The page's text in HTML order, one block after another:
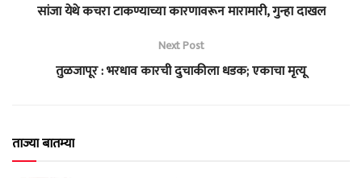
सांजा येथे कचरा टाकण्याच्या कारणावरून मारामारी, गुन्हा दाखल
Next Post
तुळजापूर : भरधाव कारची दुचाकीला धडक; एकाचा मृत्यू
ताज्या बातम्या